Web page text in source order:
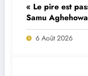
« Le pire est
Samu
Porto ?
6 Août 2026